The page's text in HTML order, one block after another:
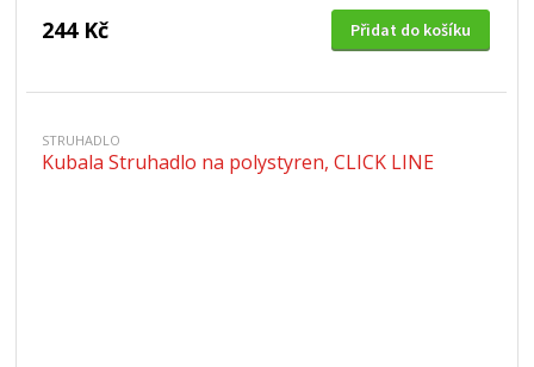
244 Kč Přidat do košíku
STRUHADLO
Kubala Struhadlo na polystyren, CLICK LINE